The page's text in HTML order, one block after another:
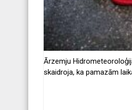
Ārzemju
skaidroja, ka pamazām